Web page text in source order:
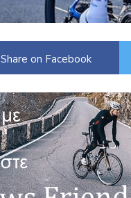
Share on Facebook